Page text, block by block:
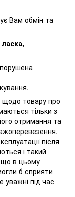
Вам обмін та
щодо товару про
тільки з
отримання та
після
і такий
що в цьому
б сприяти
під час